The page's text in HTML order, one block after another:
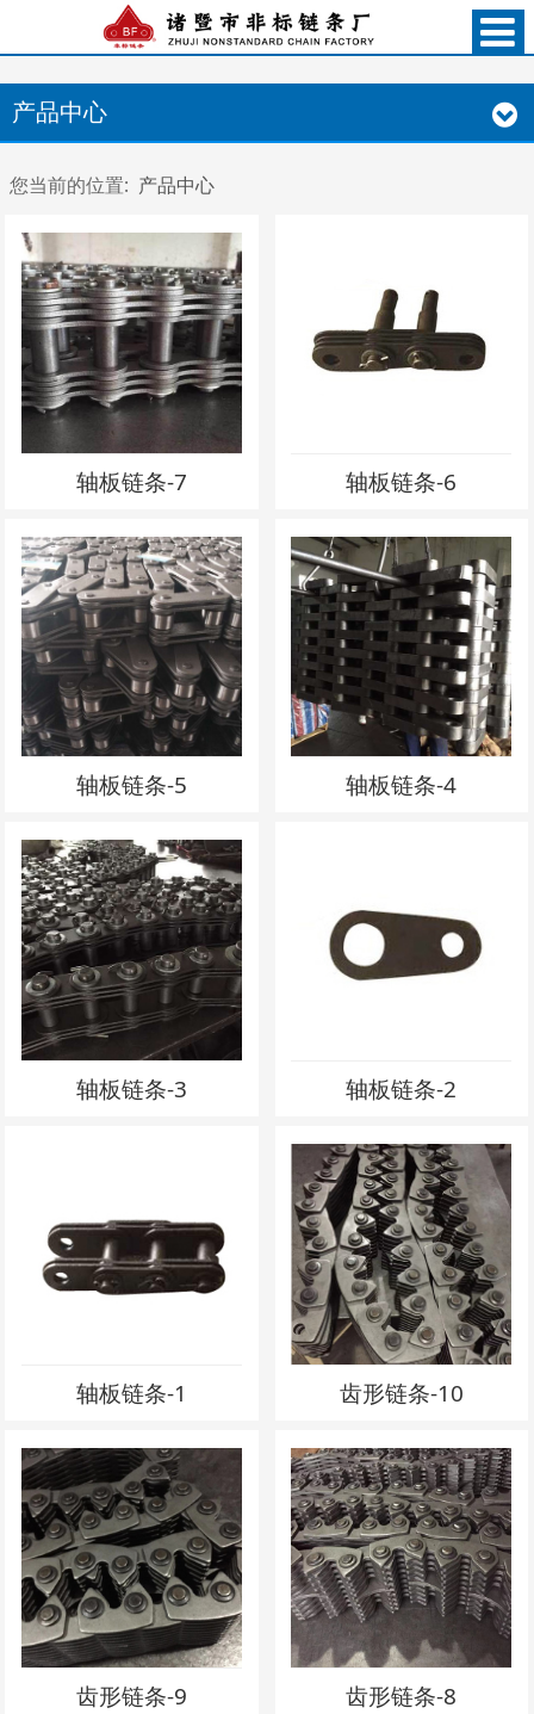
产品中心
您当前的位置: 产品中心
轴板链条-7 轴板链条-6
轴板链条-5 轴板链条-4
轴板链条-3 轴板链条-2
轴板链条-1 齿形链条-10
齿形链条-9 齿形链条-8